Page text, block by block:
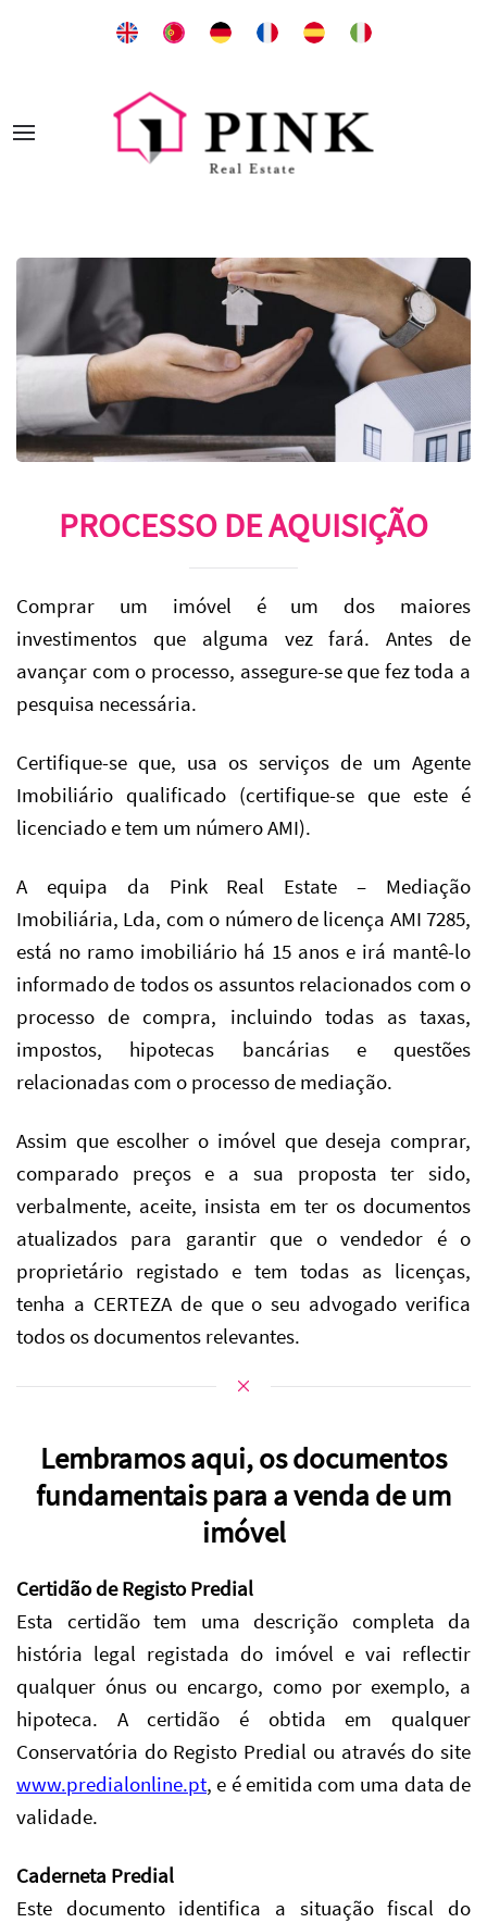
PROCESSO DE AQUISIÇÃO
Comprar um imóvel é um dos maiores
investimentos que alguma vez fará. Antes de
avançar com o processo, assegure-se que fez toda a
pesquisa necessária.
Certifique-se que, usa os serviços de um Agente
Imobiliário qualificado (certifique-se que este é
licenciado e tem um número AMI).
A equipa da Pink Real Estate – Mediação
Imobiliária, Lda, com o número de licença AMI 7285,
está no ramo imobiliário há 15 anos e irá mantê-lo
informado de todos os assuntos relacionados com o
processo de compra, incluindo todas as taxas,
impostos, hipotecas bancárias e questões
relacionadas com o processo de mediação.
Assim que escolher o imóvel que deseja comprar,
comparado preços e a sua proposta ter sido,
verbalmente, aceite, insista em ter os documentos
atualizados para garantir que o vendedor é o
proprietário registado e tem todas as licenças,
tenha a CERTEZA de que o seu advogado verifica
todos os documentos relevantes.
Lembramos aqui, os documentos
fundamentais para a venda de um
imóvel
Certidão de Registo Predial
Esta certidão tem uma descrição completa da
história legal registada do imóvel e vai reflectir
qualquer ónus ou encargo, como por exemplo, a
hipoteca. A certidão é obtida em qualquer
Conservatória do Registo Predial ou através do site
www.predialonline.pt, e é emitida com uma data de
validade.
Caderneta Predial
Este documento identifica a situação fiscal do